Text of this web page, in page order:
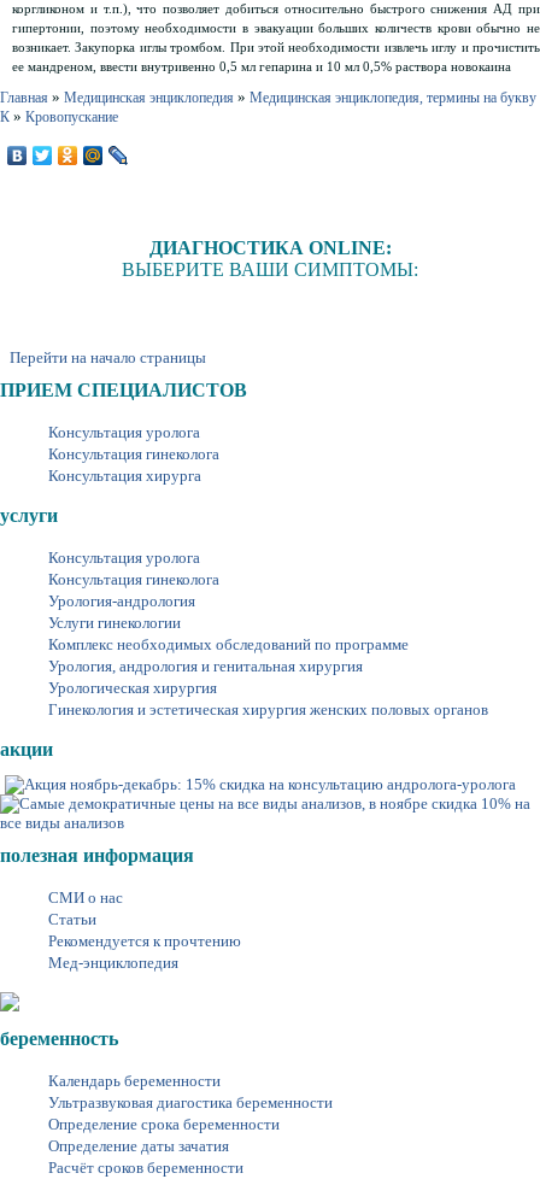
коргликоном и т.п.), что позволяет добиться относительно быстрого снижения АД при
гипертонии, поэтому необходимости в эвакуации больших количеств крови обычно не
возникает. Закупорка иглы тромбом. При этой необходимости извлечь иглу и прочистить
ее мандреном, ввести внутривенно 0,5 мл гепарина и 10 мл 0,5% раствора новокаина
Главная » Медицинская энциклопедия » Медицинская энциклопедия, термины на букву
К » Кровопускание
ДИАГНОСТИКА ONLINE:
ВЫБЕРИТЕ ВАШИ СИМПТОМЫ:
Перейти на начало страницы
ПРИЕМ СПЕЦИАЛИСТОВ
Консультация уролога
Консультация гинеколога
Консультация хирурга
услуги
Консультация уролога
Консультация гинеколога
Урология-андрология
Услуги гинекологии
Комплекс необходимых обследований по программе
Урология, андрология и генитальная хирургия
Урологическая хирургия
Гинекология и эстетическая хирургия женских половых органов
акции
полезная информация
СМИ о нас
Статьи
Рекомендуется к прочтению
Мед-энциклопедия
беременность
Календарь беременности
Ультразвуковая диагостика беременности
Определение срока беременности
Определение даты зачатия
Расчёт сроков беременности